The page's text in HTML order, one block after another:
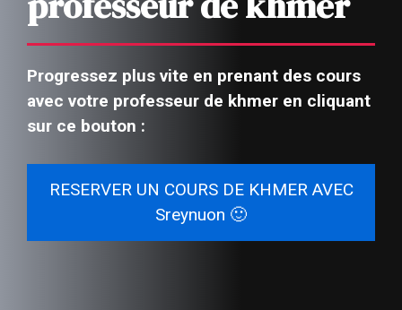
Progressez plus vite en prenant des cours
avec votre professeur de khmer en cliquant
sur ce bouton :
RESERVER UN COURS DE KHMER AVEC
Sreynuon 🙂